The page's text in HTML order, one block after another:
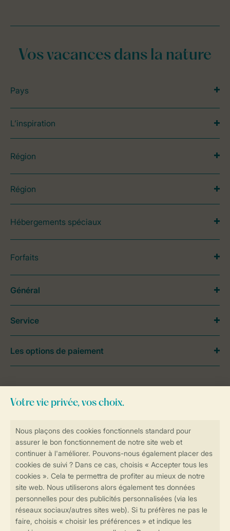
Réservations en ligne rapides et sécurisées
Transmission sécurisée des données
Paiement sécurisé
Vos vacances dans la nature
Pays
L’inspiration
Région
Région
Hébergements spéciaux
Forfaits
contactez notreContact Center.
Général
Service
Les options de paiement